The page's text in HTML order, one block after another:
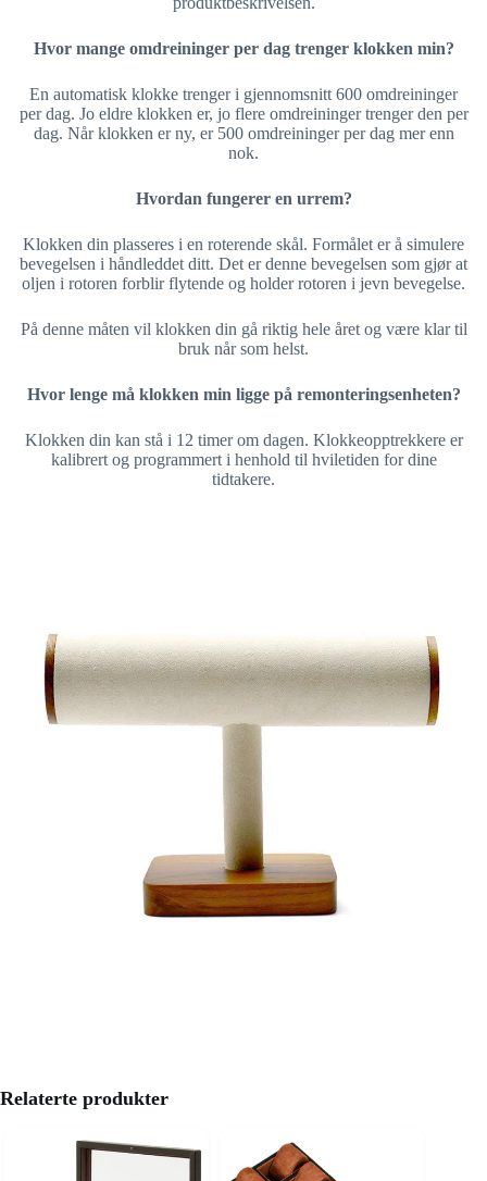
Hvor mange omdreininger per dag trenger klokken min?
En automatisk klokke trenger i gjennomsnitt 600 omdreininger
per dag. Jo eldre klokken er, jo flere omdreininger trenger den per
dag. Når klokken er ny, er 500 omdreininger per dag mer enn
nok.
Hvordan fungerer en urrem?
Klokken din plasseres i en roterende skål. Formålet er å simulere
bevegelsen i håndleddet ditt. Det er denne bevegelsen som gjør at
oljen i rotoren forblir flytende og holder rotoren i jevn bevegelse.
På denne måten vil klokken din gå riktig hele året og være klar til
bruk når som helst.
Hvor lenge må klokken min ligge på remonteringsenheten?
Klokken din kan stå i 12 timer om dagen. Klokkeopptrekkere er
kalibrert og programmert i henhold til hviletiden for dine
tidtakere.
Relaterte produkter